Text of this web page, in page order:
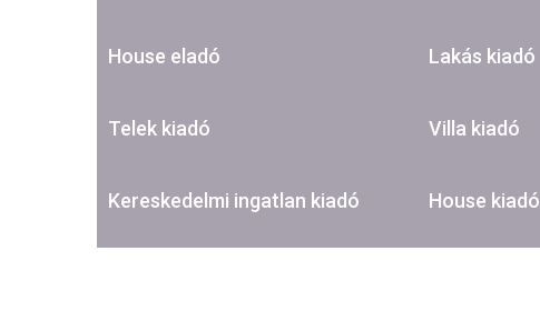
House eladó Lakás kiadó
Telek kiadó Villa kiadó
Kereskedelmi ingatlan kiadó House kiadó